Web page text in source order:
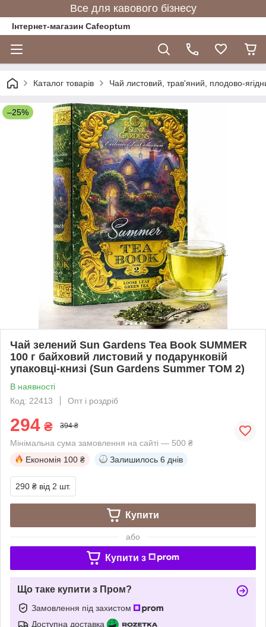
Все для кавового бізнесу
Інтернет-магазин Cafeoptum
Каталог товарів Чай листовий, трав'яний, плодово-
–25%
Чай зелений Sun Gardens Tea Book SUMMER
100 г байховий листовий у подарунковій
упаковці-книзі (Sun Gardens Summer ТОМ 2)
В наявності
Код: 22413
Опт і роздріб
294 ₴ 394 ₴
Мінімальна сума замовлення на сайті — 500 ₴
Економія 100 ₴ Залишилось 6 днів
290 ₴ від 2 шт.
Купити
або
Купити з
Що таке купити з Пром?
Замовлення під захистом
Доступна доставка